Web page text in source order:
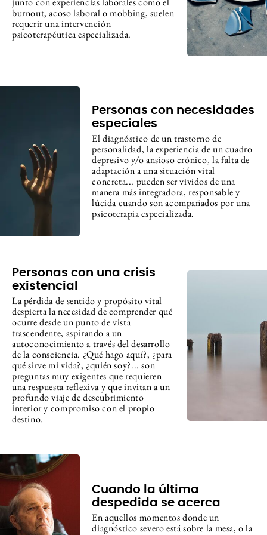
burnout, acoso laboral o mobbing, suelen
requerir una intervención
psicoterapéutica especializada.
Personas con necesidades
especiales
El diagnóstico de un trastorno de
personalidad, la experiencia de un cuadro
depresivo y/o ansioso crónico, la falta de
adaptación a una situación vital
concreta... pueden ser vividos de una
manera más integradora, responsable y
lúcida cuando son acompañados por una
psicoterapia especializada.
Personas con una crisis
existencial
La pérdida de sentido y propósito vital
despierta la necesidad de comprender qué
ocurre desde un punto de vista
trascendente, aspirando a un
autoconocimiento a través del desarrollo
de la consciencia. ¿Qué hago aquí?, ¿para
qué sirve mi vida?, ¿quién soy?... son
preguntas muy exigentes que requieren
una respuesta reflexiva y que invitan a un
profundo viaje de descubrimiento
interior y compromiso con el propio
destino.
Cuando la última
despedida se acerca
En aquellos momentos donde un
diagnóstico severo está sobre la mesa, o la